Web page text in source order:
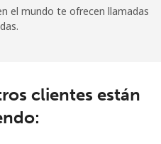
el mundo te ofrecen llamadas
clientes están